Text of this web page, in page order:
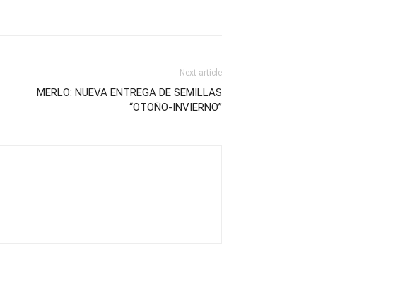
Next article
MERLO: NUEVA ENTREGA DE SEMILLAS
“OTOÑO-INVIERNO”